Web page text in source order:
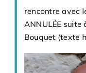
rencontre avec
ANNULÉE
Bouquet (texte